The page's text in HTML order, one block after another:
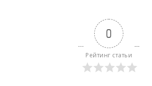
0
Рейтинг статьи